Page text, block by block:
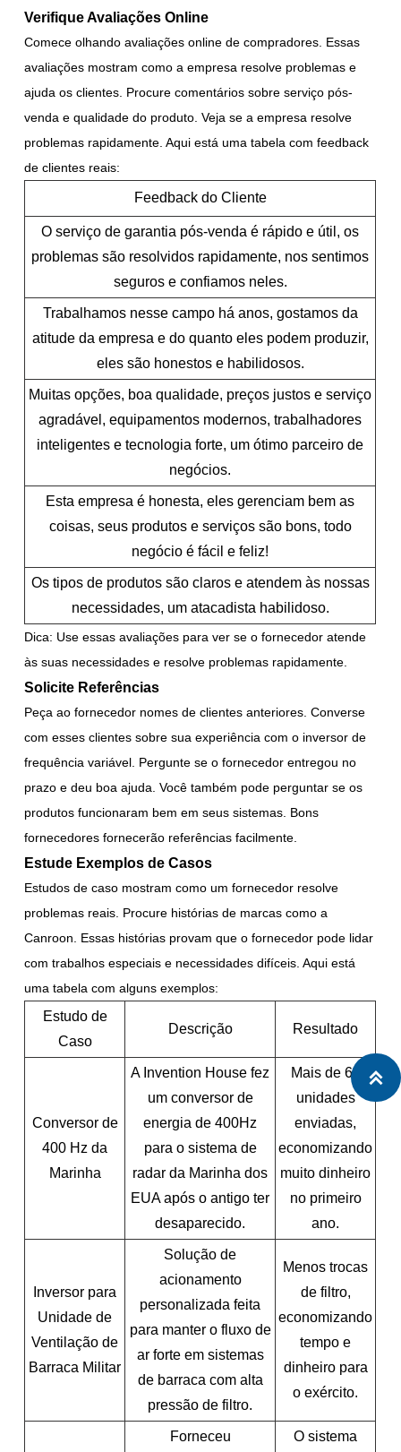
Verifique Avaliações Online
Comece olhando avaliações online de compradores. Essas
avaliações mostram como a empresa resolve problemas e
ajuda os clientes. Procure comentários sobre serviço pós-
venda e qualidade do produto. Veja se a empresa resolve
problemas rapidamente. Aqui está uma tabela com feedback
de clientes reais:
Feedback do Cliente
O serviço de garantia pós-venda é rápido e útil, os
problemas são resolvidos rapidamente, nos sentimos
seguros e confiamos neles.
Trabalhamos nesse campo há anos, gostamos da
atitude da empresa e do quanto eles podem produzir,
eles são honestos e habilidosos.
Muitas opções, boa qualidade, preços justos e serviço
agradável, equipamentos modernos, trabalhadores
inteligentes e tecnologia forte, um ótimo parceiro de
negócios.
Esta empresa é honesta, eles gerenciam bem as
coisas, seus produtos e serviços são bons, todo
negócio é fácil e feliz!
Os tipos de produtos são claros e atendem às nossas
necessidades, um atacadista habilidoso.
Dica: Use essas avaliações para ver se o fornecedor atende
às suas necessidades e resolve problemas rapidamente.
Solicite Referências
Peça ao fornecedor nomes de clientes anteriores. Converse
com esses clientes sobre sua experiência com o inversor de
frequência variável. Pergunte se o fornecedor entregou no
prazo e deu boa ajuda. Você também pode perguntar se os
produtos funcionaram bem em seus sistemas. Bons
fornecedores fornecerão referências facilmente.
Estude Exemplos de Casos
Estudos de caso mostram como um fornecedor resolve
problemas reais. Procure histórias de marcas como a
Canroon. Essas histórias provam que o fornecedor pode lidar
com trabalhos especiais e necessidades difíceis. Aqui está
uma tabela com alguns exemplos:
Estudo de
Caso
Descrição Resultado
Conversor de
400 Hz da
Marinha
A Invention House fez
um conversor de
energia de 400Hz
para o sistema de
radar da Marinha dos
EUA após o antigo ter
desaparecido.
Mais de 60
unidades
enviadas,
economizando
muito dinheiro
no primeiro
ano.
Inversor para
Unidade de
Ventilação de
Barraca Militar
Solução de
acionamento
personalizada feita
para manter o fluxo de
ar forte em sistemas
de barraca com alta
pressão de filtro.
Menos trocas
de filtro,
economizando
tempo e
dinheiro para
o exército.
Forneceu
O sistema
